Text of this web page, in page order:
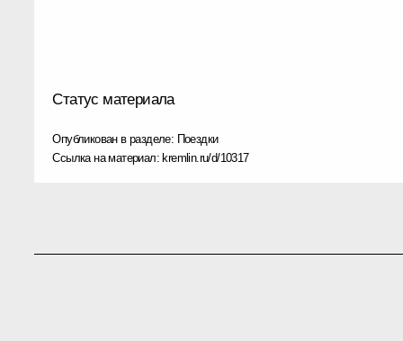
Статус материала
Опубликован в разделе: Поездки
Ссылка на материал: kremlin.ru/d/10317